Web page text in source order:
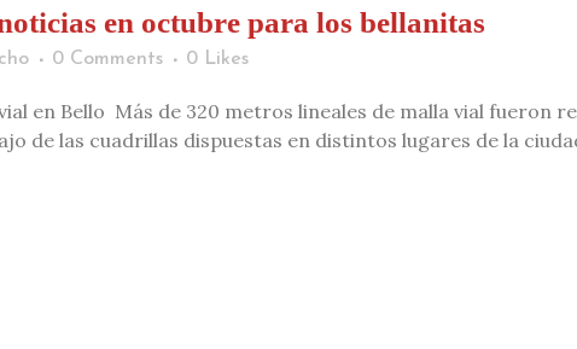
en octubre para los bellanitas
0 Comments 0 Likes
en Bello Más de 320 metros lineales de malla vial fueron
de las cuadrillas dispuestas en distintos lugares de la